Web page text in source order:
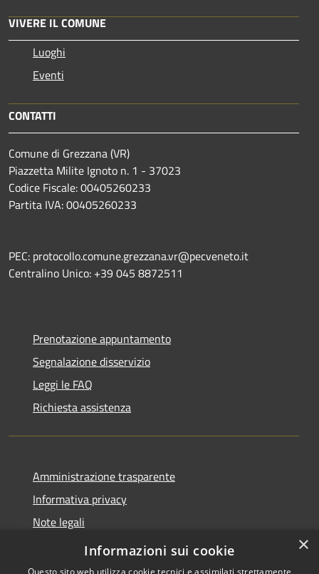
VIVERE IL COMUNE
Luoghi
Eventi
CONTATTI
Comune di Grezzana (VR)
Piazzetta Milite Ignoto n. 1 - 37023
Codice Fiscale: 00405260233
Partita IVA: 00405260233
PEC: protocollo.comune.grezzana.vr@pecveneto.it
Centralino Unico: +39 045 8872511
Prenotazione appuntamento
Segnalazione disservizio
Leggi le FAQ
Richiesta assistenza
Amministrazione trasparente
Informativa privacy
Note legali
Dichiarazione di accessibilità
×
Informazioni sui cookie
Questo sito web utilizza cookie tecnici e assimilati strettamente